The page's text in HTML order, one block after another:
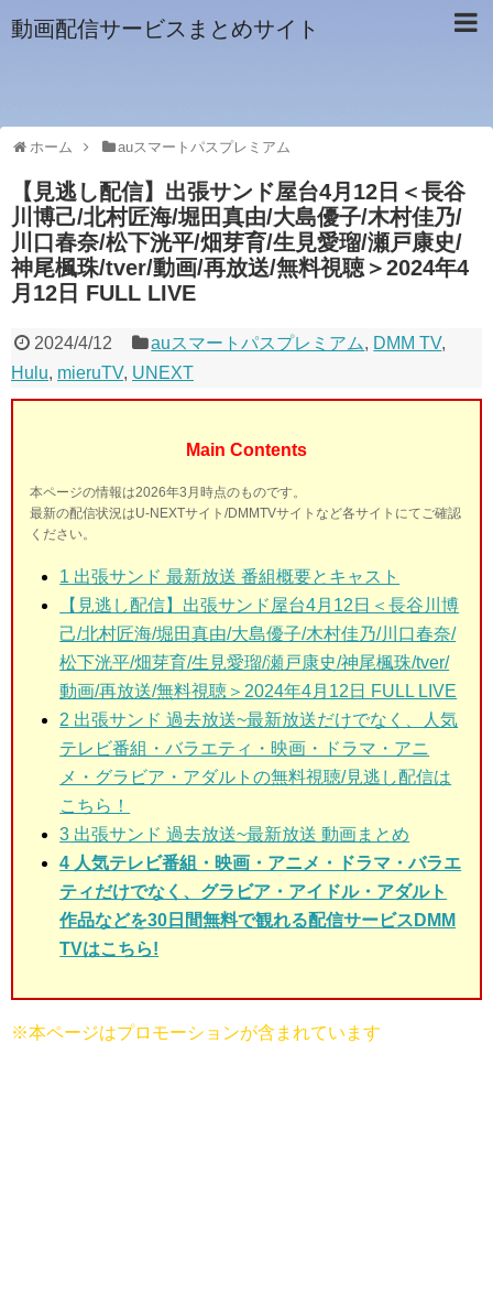
動画配信サービスまとめサイト
ホーム auスマートパスプレミアム
【見逃し配信】出張サンド屋台4月12日＜長谷
川博己/北村匠海/堀田真由/大島優子/木村佳乃/
川口春奈/松下洸平/畑芽育/生見愛瑠/瀬戸康史/
神尾楓珠/tver/動画/再放送/無料視聴＞2024年4
月12日 FULL LIVE
2024/4/12 auスマートパスプレミアム, DMM TV,
Hulu, mieruTV, UNEXT
Main Contents
本ページの情報は2026年3月時点のものです。
最新の配信状況はU-NEXTサイト/DMMTVサイトなど各サイトにてご確認
ください。
1 出張サンド 最新放送 番組概要とキャスト
【見逃し配信】出張サンド屋台4月12日＜長谷川博
己/北村匠海/堀田真由/大島優子/木村佳乃/川口春奈/
松下洸平/畑芽育/生見愛瑠/瀬戸康史/神尾楓珠/tver/
動画/再放送/無料視聴＞2024年4月12日 FULL LIVE
2 出張サンド 過去放送~最新放送だけでなく、人気
テレビ番組・バラエティ・映画・ドラマ・アニ
メ・グラビア・アダルトの無料視聴/見逃し配信は
こちら！
3 出張サンド 過去放送~最新放送 動画まとめ
4 人気テレビ番組・映画・アニメ・ドラマ・バラエ
ティだけでなく、グラビア・アイドル・アダルト
作品などを30日間無料で観れる配信サービスDMM
TVはこちら!
※本ページはプロモーションが含まれています